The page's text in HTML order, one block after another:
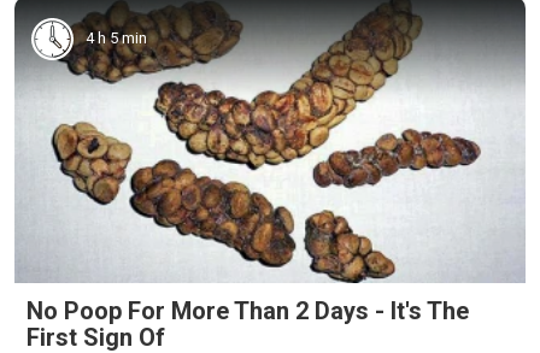
4 h 5 min
No Poop For More Than 2 Days - It's The
First Sign Of